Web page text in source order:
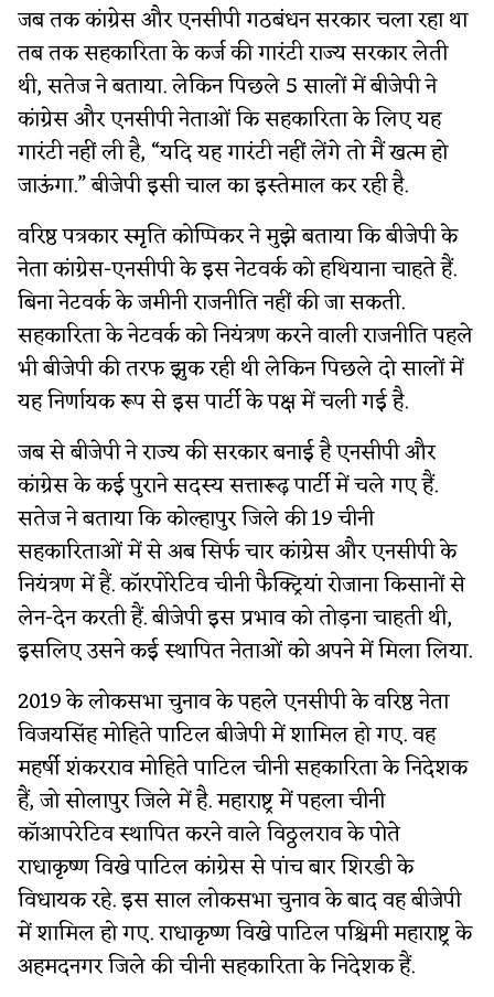
जब तक कांग्रेस और एनसीपी गठबंधन सरकार चला रहा था
तब तक सहकारिता के कर्ज की गारंटी राज्य सरकार लेती
थी, सतेज ने बताया. लेकिन पिछले 5 सालों में बीजेपी ने
कांग्रेस और एनसीपी नेताओं कि सहकारिता के लिए यह
गारंटी नहीं ली है, “यदि यह गारंटी नहीं लेंगे तो मैं खत्म हो
जाऊंगा.” बीजेपी इसी चाल का इस्तेमाल कर रही है.
वरिष्ठ पत्रकार स्मृति कोप्पिकर ने मुझे बताया कि बीजेपी के
नेता कांग्रेस-एनसीपी के इस नेटवर्क को हथियाना चाहते हैं.
बिना नेटवर्क के जमीनी राजनीति नहीं की जा सकती.
सहकारिता के नेटवर्क को नियंत्रण करने वाली राजनीति पहले
भी बीजेपी की तरफ झुक रही थी लेकिन पिछले दो सालों में
यह निर्णायक रूप से इस पार्टी के पक्ष में चली गई है.
जब से बीजेपी ने राज्य की सरकार बनाई है एनसीपी और
कांग्रेस के कई पुराने सदस्य सत्तारूढ़ पार्टी में चले गए हैं.
सतेज ने बताया कि कोल्हापुर जिले की 19 चीनी
सहकारिताओं में से अब सिर्फ चार कांग्रेस और एनसीपी के
नियंत्रण में हैं. कॉरपोरेटिव चीनी फैक्ट्रियां रोजाना किसानों से
लेन-देन करती हैं. बीजेपी इस प्रभाव को तोड़ना चाहती थी,
इसलिए उसने कई स्थापित नेताओं को अपने में मिला लिया.
2019 के लोकसभा चुनाव के पहले एनसीपी के वरिष्ठ नेता
विजयसिंह मोहिते पाटिल बीजेपी में शामिल हो गए. वह
महर्षी शंकरराव मोहिते पाटिल चीनी सहकारिता के निदेशक
हैं, जो सोलापुर जिले में है. महाराष्ट्र में पहला चीनी
कॉआपरेटिव स्थापित करने वाले विठ्ठलराव के पोते
राधाकृष्ण विखे पाटिल कांग्रेस से पांच बार शिरडी के
विधायक रहे. इस साल लोकसभा चुनाव के बाद वह बीजेपी
में शामिल हो गए. राधाकृष्ण विखे पाटिल पश्चिमी महाराष्ट्र के
अहमदनगर जिले की चीनी सहकारिता के निदेशक हैं.